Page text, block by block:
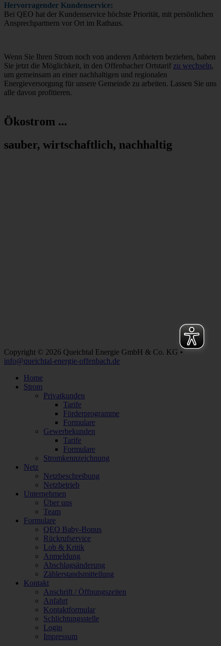
Hervorragender Kundenservice:
Bei QEO hat der Kundenservice höchste Priorität, mit persönlichen
Ansprechpartnern vor Ort im Rathaus.
Wenn Sie Ihren Strom noch von anderen Anbietern beziehen, haben
Sie jetzt die Möglichkeit, in den Offenbacher Ortstarif zu wechseln,
um gemeinsam an einer nachhaltigen und regionalen
Energieversorgung für unsere Gemeinde zu arbeiten. Lassen Sie uns
alle davon profitieren.
Ökostrom ...
sauber, wirtschaftlich, nachhaltig
Copyright © 2026 Queichtal Energie GmbH & Co. KG •
info@queichtal-energie-offenbach.de
Home
Strom
Privatkunden
Tarife
Förderprogramme
Formulare
Gewerbekunden
Tarife
Formulare
Stromkennzeichnung
Netz
Netzbeschreibung
Netzbetrieb
Unternehmen
Über uns
Team
Formulare
QEO Baby-Bonus
Rückrufservice
Lob & Kritik
Anmeldung
Abschlagsänderung
Zählerstandsmitteilung
Kontakt
Anschrift / Öffnungszeiten
Anfahrt
Kontaktformular
Schlichtungsstelle
Login
Impressum